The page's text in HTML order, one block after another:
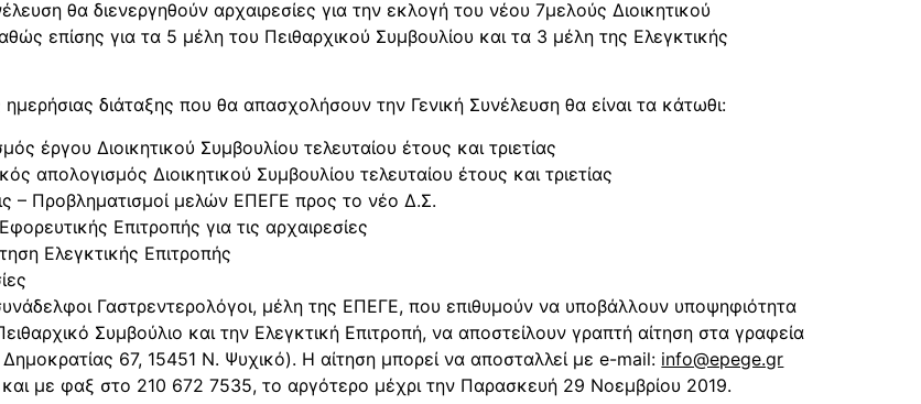
θα διενεργηθούν αρχαιρεσίες για την εκλογή του νέου 7μελούς Διοικητικού
επίσης για τα 5 μέλη του Πειθαρχικού Συμβουλίου και τα 3 μέλη της Ελεγκτικής
διάταξης που θα απασχολήσουν την Γενική Συνέλευση θα είναι τα κάτωθι:
έργου Διοικητικού Συμβουλίου τελευταίου έτους και τριετίας
απολογισμός Διοικητικού Συμβουλίου τελευταίου έτους και τριετίας
– Προβληματισμοί μελών ΕΠΕΓΕ προς το νέο Δ.Σ.
Επιτροπής για τις αρχαιρεσίες
Ελεγκτικής Επιτροπής
Γαστρεντερολόγοι, μέλη της ΕΠΕΓΕ, που επιθυμούν να υποβάλλουν υποψηφιότητα
Συμβούλιο και την Ελεγκτική Επιτροπή, να αποστείλουν γραπτή αίτηση στα γραφεία
67, 15451 Ν. Ψυχικό). Η αίτηση μπορεί να αποσταλλεί με e-mail: info@epege.gr
με φαξ στο 210 672 7535, το αργότερο μέχρι την Παρασκευή 29 Νοεμβρίου 2019.